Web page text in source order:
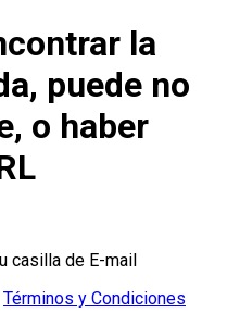
la
puede no
o haber
casilla de E-mail
Términos y Condiciones